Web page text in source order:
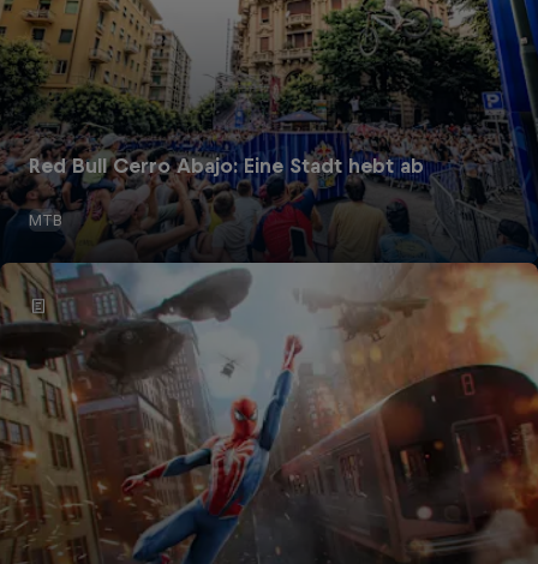
Red Bull Cerro Abajo: Eine Stadt hebt ab
MTB